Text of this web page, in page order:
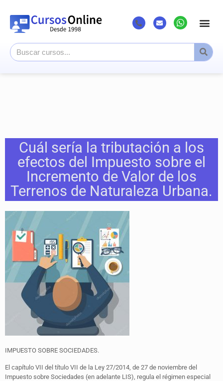
Cuál sería la tributación a los
efectos del Impuesto sobre el
Incremento de Valor de los
Terrenos de Naturaleza Urbana.
IMPUESTO SOBRE SOCIEDADES.
El capítulo VII del título VII de la Ley 27/2014, de 27 de noviembre del
Impuesto sobre Sociedades (en adelante LIS), regula el régimen especial